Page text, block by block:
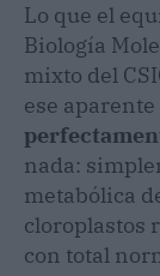
Lo que el
Biología
mixto del
ese
nada:
metabólica
cloroplastos
con total